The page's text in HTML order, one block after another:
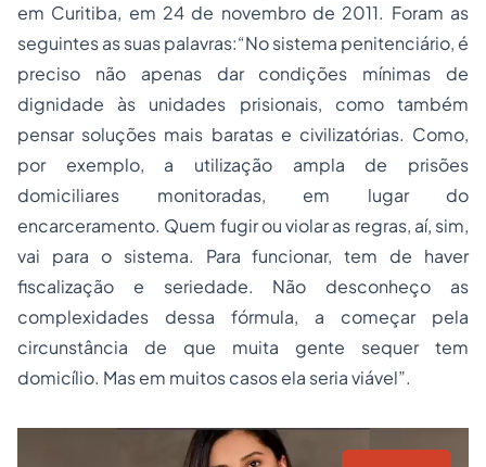
em Curitiba, em 24 de novembro de 2011. Foram as
seguintes as suas palavras:“No sistema penitenciário, é
preciso não apenas dar condições mínimas de
dignidade às unidades prisionais, como também
pensar soluções mais baratas e civilizatórias. Como,
por exemplo, a utilização ampla de prisões
domiciliares monitoradas, em lugar do
encarceramento. Quem fugir ou violar as regras, aí, sim,
vai para o sistema. Para funcionar, tem de haver
fiscalização e seriedade. Não desconheço as
complexidades dessa fórmula, a começar pela
circunstância de que muita gente sequer tem
domicílio. Mas em muitos casos ela seria viável”.